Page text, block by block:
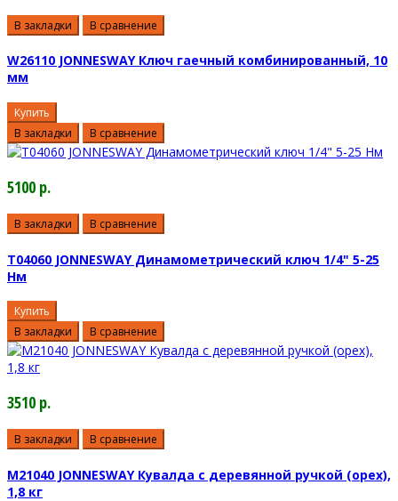
В закладки В сравнение
W26110 JONNESWAY Ключ гаечный комбинированный, 10
мм
Купить
В закладки
В сравнение
5100 р.
В закладки В сравнение
T04060 JONNESWAY Динамометрический ключ 1/4" 5-25
Нм
Купить
В закладки
В сравнение
3510 р.
В закладки В сравнение
M21040 JONNESWAY Кувалда с деревянной ручкой (орех),
1,8 кг